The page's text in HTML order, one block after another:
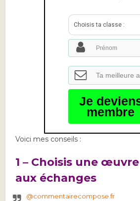
Choisis ta classe :
Je
membre
Voici mes conseils :
1 – Choisis une
aux échanges
@commentairecompose.fr